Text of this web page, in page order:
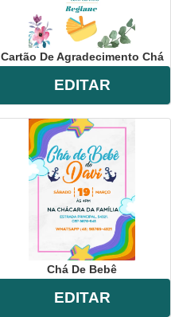
Cartão De Agradecimento Chá
EDITAR
Chá De Bebê
EDITAR